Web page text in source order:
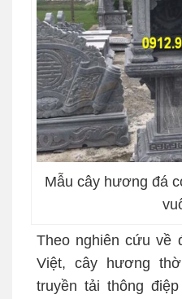
Mẫu cây hương đá
Theo nghiên cứu về
Việt, cây hương
truyền tải thông